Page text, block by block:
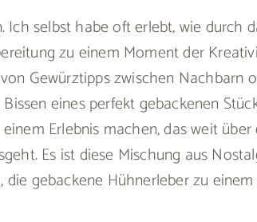
Ich selbst habe oft erlebt, wie durch
zu einem Moment der
Gewürztipps zwischen Nachbarn
eines perfekt gebackenen
Erlebnis machen, das weit
Es ist diese Mischung aus
gebackene Hühnerleber zu